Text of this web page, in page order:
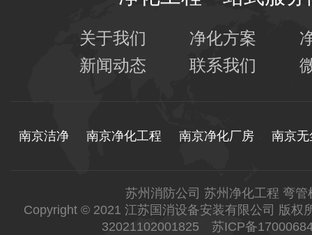
关于我们 净化方案
新闻动态
联系我们
南京洁净 南京净化工程 南京净化厂房 南京无
苏州消防公司 苏州净化工程 弯管
Copyright © 2021 江苏国消设备安装有限公司 版
32021102001825
苏ICP备